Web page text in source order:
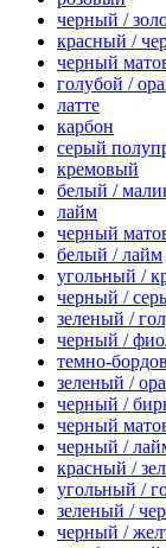
черный /
красный /
черный
голубой /
латте
карбон
серый
кремовый
белый /
лайм
черный
белый / лайм
угольный /
черный /
зеленый /
черный /
темно-
зеленый /
черный /
черный
черный /
красный /
угольный /
зеленый /
черный /